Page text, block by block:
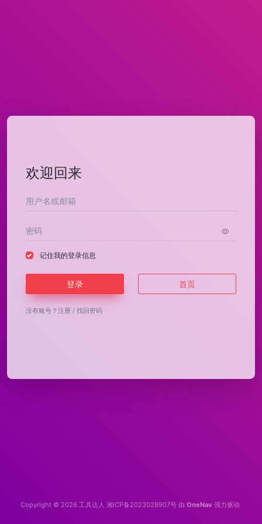
欢迎回来
记住我的登录信息
登录 首页
没有账号？ 注册 / 找回密码
Copyright © 2026 工具达人 湘ICP备2023028907号 由 OneNav 强力驱动